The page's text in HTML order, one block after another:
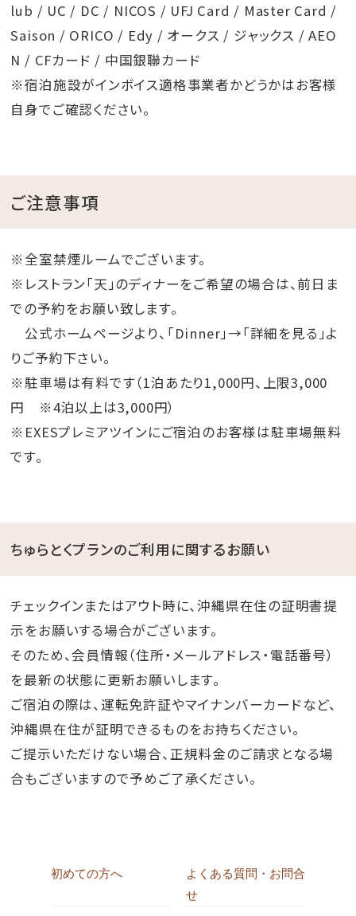
lub / UC / DC / NICOS / UFJ Card / Master Card /
Saison / ORICO / Edy / オークス / ジャックス / AEO
N / CFカード / 中国銀聯カード
※宿泊施設がインボイス適格事業者かどうかはお客様
自身でご確認ください。
ご注意事項
※全室禁煙ルームでございます。
※レストラン「天」のディナーをご希望の場合は、前日ま
での予約をお願い致します。
公式ホームページより、「Dinner」→「詳細を見る」よ
りご予約下さい。
※駐車場は有料です（1泊あたり1,000円、上限3,000
円 ※4泊以上は3,000円）
※EXESプレミアツインにご宿泊のお客様は駐車場無料
です。
ちゅらとくプランのご利用に関するお願い
チェックインまたはアウト時に、沖縄県在住の証明書提
示をお願いする場合がございます。
そのため、会員情報（住所・メールアドレス・電話番号）
を最新の状態に更新お願いします。
ご宿泊の際は、運転免許証やマイナンバーカードなど、
沖縄県在住が証明できるものをお持ちください。
ご提示いただけない場合、正規料金のご請求となる場
合もございますので予めご了承ください。
初めての方へ
よくある質問・お問合
せ